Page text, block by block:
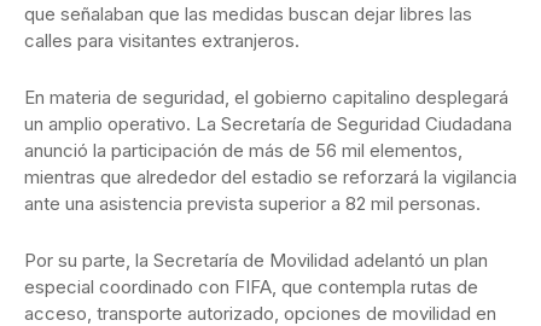
que señalaban que las medidas buscan dejar libres las
calles para visitantes extranjeros.
En materia de seguridad, el gobierno capitalino desplegará
un amplio operativo. La Secretaría de Seguridad Ciudadana
anunció la participación de más de 56 mil elementos,
mientras que alrededor del estadio se reforzará la vigilancia
ante una asistencia prevista superior a 82 mil personas.
Por su parte, la Secretaría de Movilidad adelantó un plan
especial coordinado con FIFA, que contempla rutas de
acceso, transporte autorizado, opciones de movilidad en